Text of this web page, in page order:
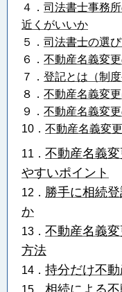
４． 司法書士事務
近くがいいか
５． 司法書士の選
６． 不動産名義変更
７． 登記とは（制度
８． 不動産名義変
９． 不動産名義変
10． 不動産名義変
11． 不動産名義
やすいポイント
12． 勝手に相続
か
13． 不動産名義
方法
14． 持分だけ不